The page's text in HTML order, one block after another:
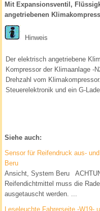
Mit Expansionsventil,
angetriebenen
Hinweis
Der elektrisch angetriebene
Kompressor der Klimaanlage -
Drehzahl vom
Steuerelektronik und ein G-
Siehe auch:
Sensor für Reifendruck aus-
Beru
Ansicht, System Beru
Reifendichtmittel muss die
ausgetauscht werden. ...
Leseleuchte Fahrerseite -W19-